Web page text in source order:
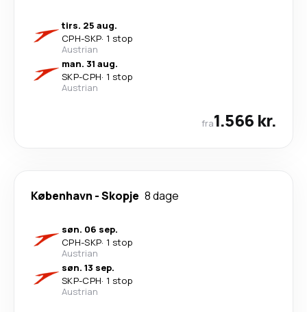
tirs. 25 aug.
CPH-SKP· 1 stop
Austrian
man. 31 aug.
SKP-CPH· 1 stop
Austrian
fra1.566 kr.
København -Skopje 8 dage
søn. 06 sep.
CPH-SKP· 1 stop
Austrian
søn. 13 sep.
SKP-CPH· 1 stop
Austrian